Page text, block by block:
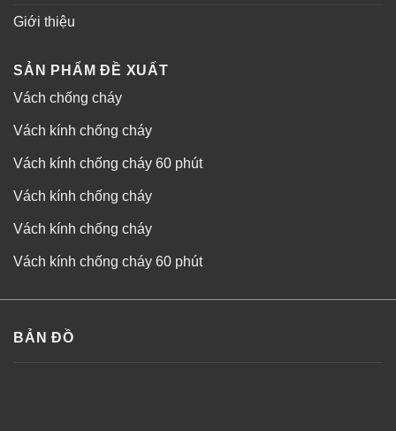
Giới thiệu
SẢN PHẨM ĐỀ XUẤT
Vách chống cháy
Vách kính chống cháy
Vách kính chống cháy 60 phút
Vách kính chống cháy
Vách kính chống cháy
Vách kính chống cháy 60 phút
BẢN ĐỒ